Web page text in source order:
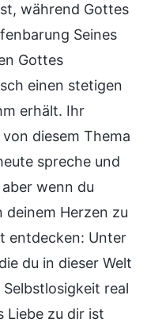
während Gottes
Seines
Gottes
einen stetigen
erhält. Ihr
diesem Thema
spreche und
wenn du
deinem Herzen zu
entdecken: Unter
du in dieser Welt
real
Liebe zu dir ist